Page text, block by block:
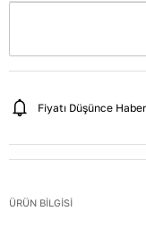
Fiyatı Düşünce
ÜRÜN BİLGİSİ